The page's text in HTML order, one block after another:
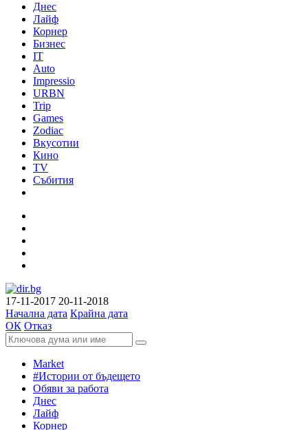
Днес
Лайф
Корнер
Бизнес
IT
Auto
Impressio
URBN
Trip
Games
Zodiac
Вкусотии
Кино
TV
Събития
17-11-2017 20-11-2018
Начална дата Крайна дата
ОК Отказ
Market
#Истории от бъдещето
Обяви за работа
Днес
Лайф
Корнер